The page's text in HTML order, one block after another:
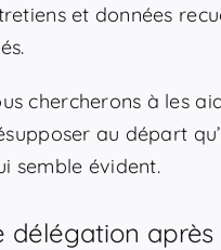
et données
chercherons à les
au départ
semble évident.
délégation après